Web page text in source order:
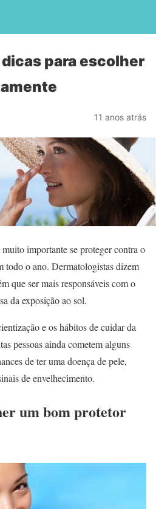
para escolher
11 anos atrás
importante se proteger contra o
todo o ano. Dermatologistas dizem
que ser mais responsáveis com o
da exposição ao sol.
e os hábitos de cuidar da
pessoas ainda cometem alguns
de ter uma doença de pele,
de envelhecimento.
um bom protetor